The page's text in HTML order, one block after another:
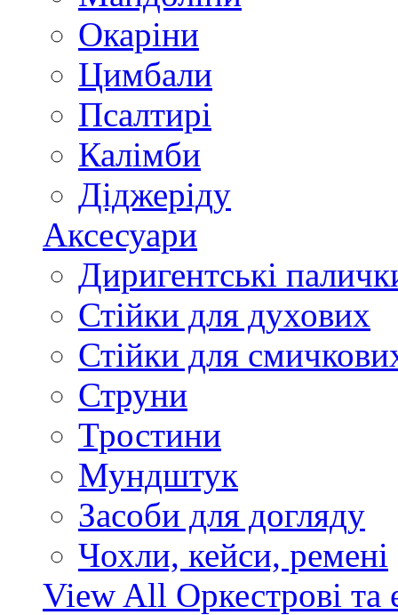
Окаріни
Цимбали
Псалтирі
Калімби
Діджеріду
Аксесуари
Диригентські
Стійки для духових
Стійки для
Струни
Тростини
Мундштук
Засоби для догляду
Чохли, кейси, ремені
View All Оркестрові та